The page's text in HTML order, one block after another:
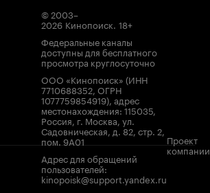
© 2003–
2026 Кинопоиск. 18+
Федеральные каналы
доступны для бесплатного
просмотра круглосуточно
ООО «Кинопоиск» (ИНН
7710688352, ОГРН
1077759854919), адрес
местонахождения: 115035,
Россия, г. Москва, ул.
Садовническая, д. 82, стр. 2,
пом. 9А01
Адрес для обращений
пользователей:
kinopoisk@support.yandex.ru
Проект
компании